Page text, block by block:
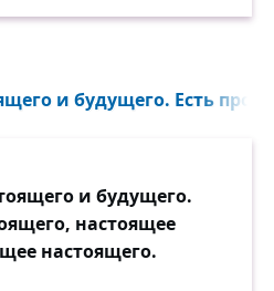
и будущего. Есть
и будущего.
настоящее
настоящего.